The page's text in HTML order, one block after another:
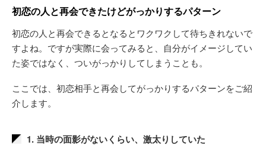
初恋の人と再会できたけどがっかりするパターン
初恋の人と再会できるとなるとワクワクして待ちきれないで
すよね。ですが実際に会ってみると、自分がイメージしてい
た姿ではなく、ついがっかりしてしまうことも。
ここでは、初恋相手と再会してがっかりするパターンをご紹
介します。
1. 当時の面影がないくらい、激太りしていた